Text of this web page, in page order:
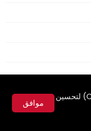
يستخدم هذا الموقع ملفات تعريف الارتباط (Cookies) لتحسين
موافق